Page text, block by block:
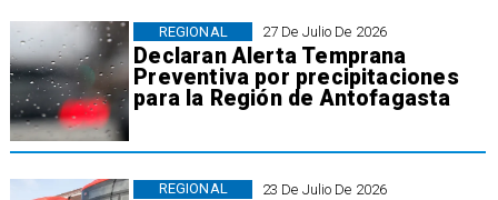
27 De Julio De 2026
Declaran Alerta Temprana
Preventiva por precipitaciones
para la Región de Antofagasta
REGIONAL
23 De Julio De 2026
REGIONAL